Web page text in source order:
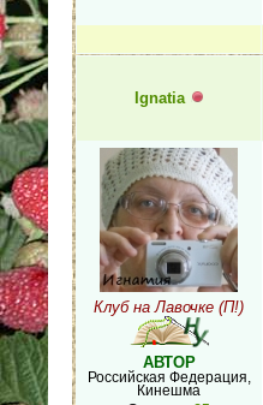
Ignatia
Клуб на Лавочке (П!)
АВТОР
Российская Федерация,
Кинешма